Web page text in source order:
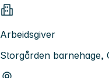
Arbeidsgiver
Storgården barnehage,